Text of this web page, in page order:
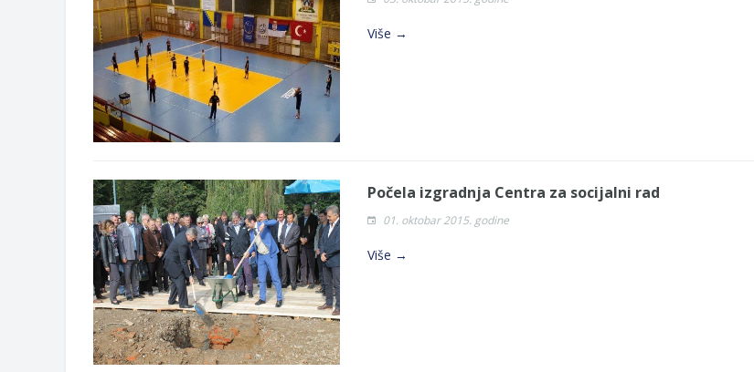
Više →
Počela izgradnja Centra za socijalni rad
01. oktobar 2015. godine
Više →